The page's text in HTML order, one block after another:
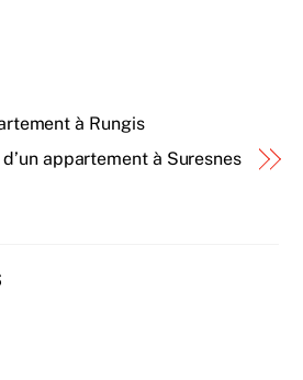
à Rungis
appartement à Suresnes